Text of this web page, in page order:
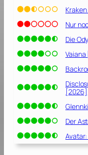
Nur
Die
[2026]
Der